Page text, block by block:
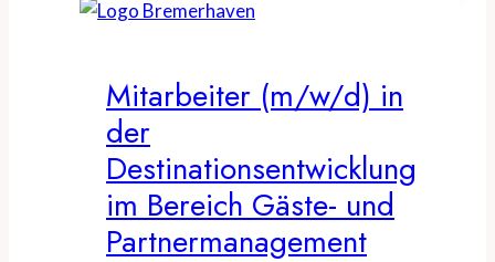
Mitarbeiter (m/w/d) in
der
Destinationsentwicklung
im Bereich Gäste- und
Partnermanagement